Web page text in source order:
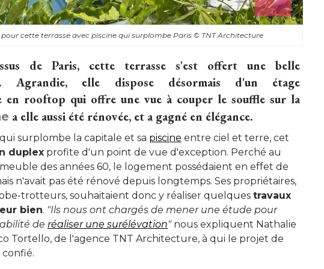
cette terrasse avec piscine qui surplombe Paris© TNT Architecture
de Paris, cette terrasse s'est offert une belle
Agrandie, elle dispose désormais d'un étage
en rooftop qui offre une vue à couper le souffle sur la
a elle aussi été rénovée, et a gagné en élégance.
surplombe la capitale et sa piscine entre ciel et terre, cet
duplex profite d'un point de vue d'exception. Perché au
des années 60, le logement possédaient en effet de
n'avait pas été rénové depuis longtemps. Ses propriétaires,
trotteurs, souhaitaient donc y réaliser quelques travaux
bien. "Ils nous ont chargés de mener une étude pour
de réaliser une surélévation"nous expliquent Nathalie
Tortello, de l'agence TNT Architecture, à qui le projet de